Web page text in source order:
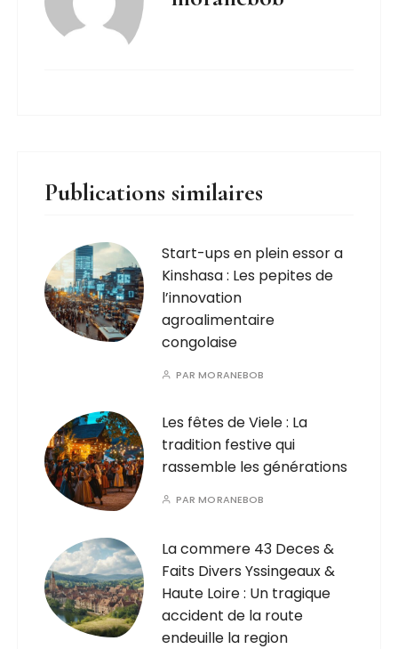
Publications similaires
Start-ups en plein essor a
Kinshasa : Les pepites de
l’innovation
agroalimentaire
congolaise
PARMORANEBOB
Les fêtes de Viele : La
tradition festive qui
rassemble les générations
PARMORANEBOB
La commere 43 Deces &
Faits Divers Yssingeaux &
Haute Loire : Un tragique
accident de la route
endeuille la region